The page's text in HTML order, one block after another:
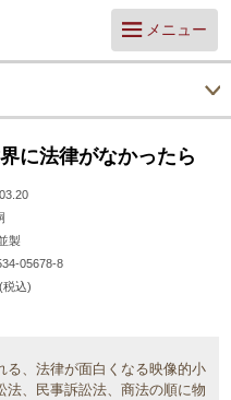
メニュー
に法律がなかったら
製
05678-8
税込)
る、法律が面白くなる映像的小
、民事訴訟法、商法の順に物